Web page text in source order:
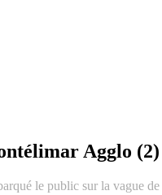
Agglo (2)
le public sur la vague